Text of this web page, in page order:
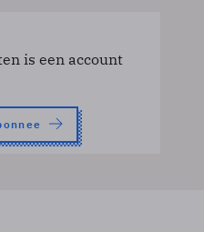
is een account